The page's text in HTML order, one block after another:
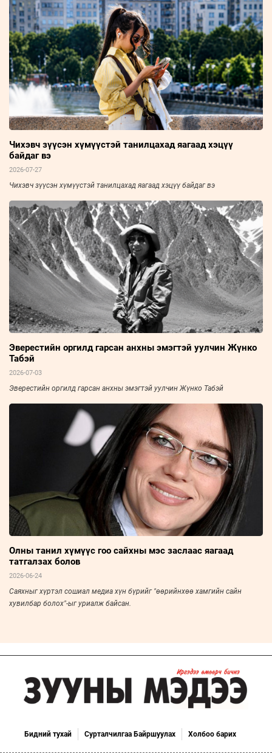
Чихэвч зүүсэн хүмүүстэй танилцахад яагаад хэцүү
байдаг вэ
2026-07-27
Чихэвч зүүсэн хүмүүстэй танилцахад яагаад хэцүү байдаг вэ
Эверестийн оргилд гарсан анхны эмэгтэй уулчин Жүнко
Табэй
2026-07-03
Эверестийн оргилд гарсан анхны эмэгтэй уулчин Жүнко Табэй
Олны танил хүмүүс гоо сайхны мэс заслаас яагаад
татгалзах болов
2026-06-24
Саяхныг хүртэл сошиал медиа хүн бүрийг "өөрийнхөө хамгийн сайн
хувилбар болох"-ыг уриалж байсан.
Бидний тухай Сурталчилгаа Байршуулах Холбоо барих